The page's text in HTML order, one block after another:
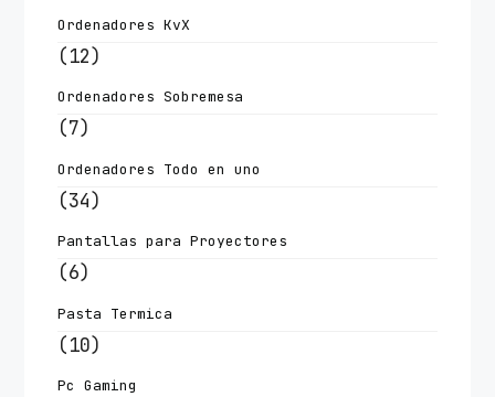
Ordenadores KvX
(12)
Ordenadores Sobremesa
(7)
Ordenadores Todo en uno
(34)
Pantallas para Proyectores
(6)
Pasta Termica
(10)
Pc Gaming